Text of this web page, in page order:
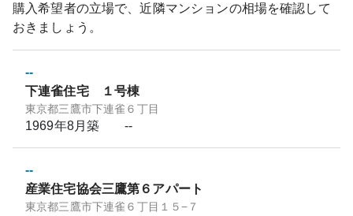
購入希望者の立場で、近隣マンションの相場を確認して
おきましょう。
--
下連雀住宅 １号棟
東京都三鷹市下連雀６丁目
1969年8月築 --
--
産業住宅協会三鷹第６アパート
東京都三鷹市下連雀６丁目１５−７